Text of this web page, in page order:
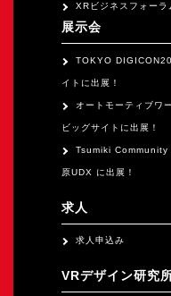
XRビジネスフォーラ
展示会
TOKYO
イトに出展！
オートモーティブ
ビッグサイトに出展！
Tsumiki
原UDX に出展！
求人
求人申込み
VRデザイン研究